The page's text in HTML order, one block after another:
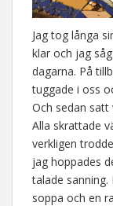
Jag tog långa
klar och jag
dagarna. På
tuggade i oss
Och sedan
Alla skrattade
verkligen
jag hoppades
talade
soppa och en